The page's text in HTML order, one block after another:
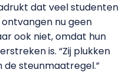
dat veel studenten
nu geen
ook niet, omdat hun
is. “Zij plukken
steunmaatregel.”